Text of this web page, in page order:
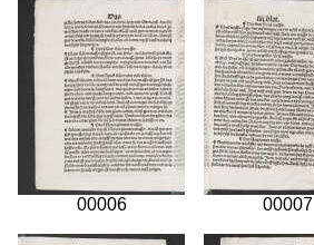
00006 00007